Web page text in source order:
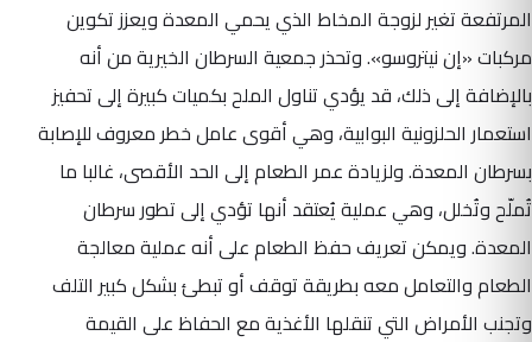
المرتفعة تغير لزوجة المخاط الذي يحمي المعدة ويعزز تكوين
مركبات «إن نيتروسو». وتحذر جمعية السرطان الخيرية من أنه
بالإضافة إلى ذلك، قد يؤدي تناول الملح بكميات كبيرة إلى تحفيز
استعمار الحلزونية البوابية، وهي أقوى عامل خطر معروف للإصابة
بسرطان المعدة. ولزيادة عمر الطعام إلى الحد الأقصى، غالبا ما
تُملّح وتُخلل، وهي عملية يُعتقد أنها تؤدي إلى تطور سرطان
المعدة. ويمكن تعريف حفظ الطعام على أنه عملية معالجة
الطعام والتعامل معه بطريقة توقف أو تبطئ بشكل كبير التلف
وتجنب الأمراض التي تنقلها الأغذية مع الحفاظ على القيمة